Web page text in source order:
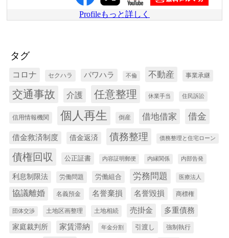
Profileもっと詳しく
タグ
コロナ セクハラ パワハラ 不倫 不動産 事業承継
交通事故 介護 任意整理 休業手当 住民訴訟
信用情報機関 個人再生 倒産 借地借家 借金
借金救済制度 借金返済 債務整理 債務整理と住宅ローン
債権回収 公正証書 内容証明郵便 内縁関係 内部告発
利息制限法 労働問題 労働組合 労務問題 医療法人
協議離婚 名義預金 名誉棄損 名誉毀損 商標権
団体交渉 土地区画整理 土地相続 売掛金 多重債務
家庭裁判所 家賃滞納 年金分割 引渡し 強制執行